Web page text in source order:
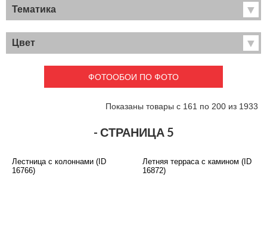
Тематика
Хиты продаж
Фрески
Детские
Карты
Перспектива
Города
Живопись
Животный мир
Еда и напитки
Архитектура
Цвет
ФОТООБОИ ПО ФОТО
Показаны товары с 161 по 200 из 1933
- СТРАНИЦА 5
Лестница с колоннами (ID
16766)
Летняя терраса с камином (ID
16872)